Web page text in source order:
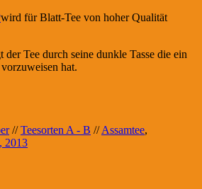
wird für Blatt-Tee von hoher Qualität
der Tee durch seine dunkle Tasse die ein
hat.
// Teesorten A - B // Assamtee,
2013